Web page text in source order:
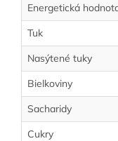
Energetická
Tuk
Nasýtené tuky
Bielkoviny
Sacharidy
Cukry